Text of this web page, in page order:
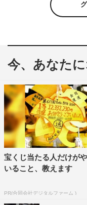
今、あなた
宝くじ当たる人だけが
いること、教えます
PR(合同会社デジタルファーム )